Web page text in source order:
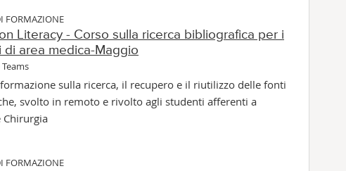
FORMAZIONE
Literacy - Corso sulla ricerca bibliografica per i
di area medica-Maggio
sulla ricerca, il recupero e il riutilizzo delle fonti
svolto in remoto e rivolto agli studenti afferenti a
Chirurgia
FORMAZIONE